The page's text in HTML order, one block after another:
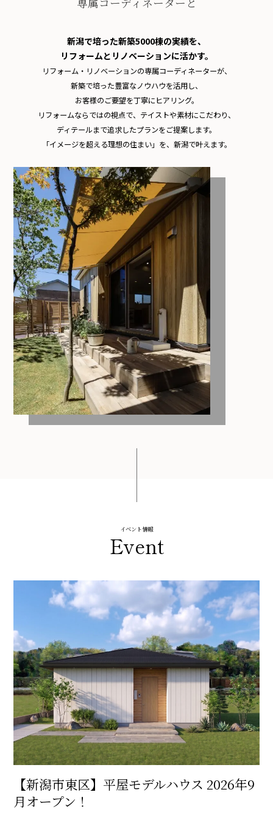
新潟で培った新築5000棟の実績を、
リフォームとリノベーションに活かす。
リフォーム・リノベーションの専属コーディネーターが、
新築で培った豊富なノウハウを活用し、
お客様のご要望を丁寧にヒアリング。
リフォームならではの視点で、テイストや素材にこだわり、
ディテールまで追求したプランをご提案します。
「イメージを超える理想の住まい」を、新潟で叶えます。
イベント情報
Event
【新潟市東区】平屋モデルハウス 2026年9
月オープン！